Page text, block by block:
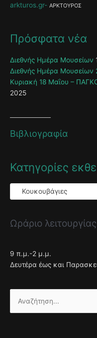
arkturos.gr ΑΡΚΤΟΥΡΟΣ
Πρόσφατα νέα
Διεθνής Ημέρα Μουσείων
Διεθνής Ημέρα Μουσείων
Κυριακή 18 Μαΐου –
2025
Βιβλιογραφία
Κατηγορίες
Κουκουβάγιες
Ωράριο λειτουργίας
9 π.μ.-2 μ.μ.
Δευτέρα έως και
Αναζήτηση
για: